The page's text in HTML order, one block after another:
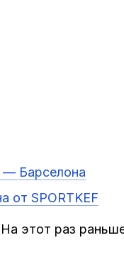
— Барселона
от SPORTKEF
этот раз